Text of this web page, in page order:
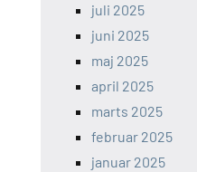
juli 2025
juni 2025
maj 2025
april 2025
marts 2025
februar 2025
januar 2025